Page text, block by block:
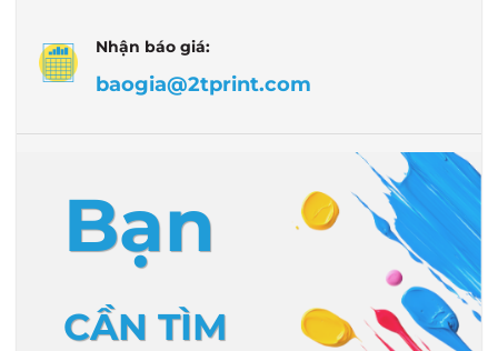
Nhận báo giá:
baogia@2tprint.com
Bạn
CẦN TÌM